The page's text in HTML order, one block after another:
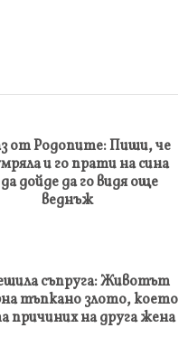
от Родопите: Пиши, че
и го прати на сина
дойде да го видя още
веднъж
съпруга: Животът
тъпкано злото, което
причиних на друга жена